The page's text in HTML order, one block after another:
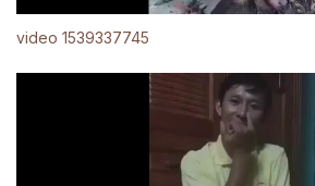
video 1539337745